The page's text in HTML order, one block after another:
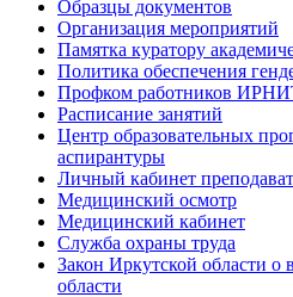
Образцы документов
Организация мероприятий
Памятка куратору
Политика обеспечения
Профком работников
Расписание занятий
Центр образовательных
аспирантуры
Личный кабинет
Медицинский осмотр
Медицинский кабинет
Служба охраны труда
Закон Иркутской области о
области